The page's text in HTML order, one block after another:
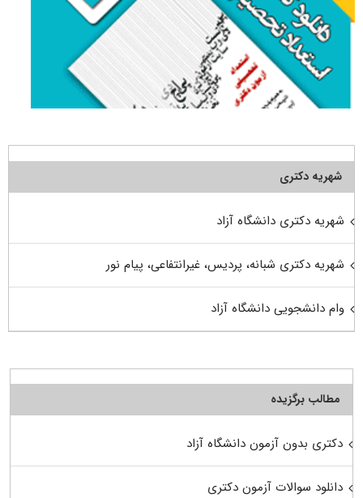
شهریه دکتری
شهریه دکتری دانشگاه آزاد
شهریه دکتری شبانه، پردیس، غیرانتفاعی، پیام نور
وام دانشجویی دانشگاه آزاد
مطالب برگزیده
دکتری بدون آزمون دانشگاه آزاد
دانلود سوالات آزمون دکتری